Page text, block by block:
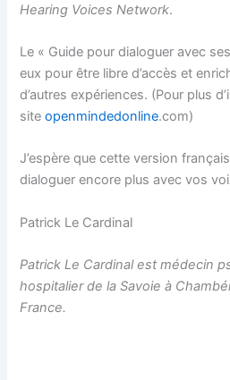
Hearing Voices Network.
Le « Guide pour dialoguer avec
eux pour être libre d’accès et
d’autres expériences. (Pour plus
siteopenmindedonline.com)
J’espère que cette version
dialoguer encore plus avec vos
Patrick Le Cardinal
Patrick Le Cardinal est médecin
hospitalier de la Savoie à
France.